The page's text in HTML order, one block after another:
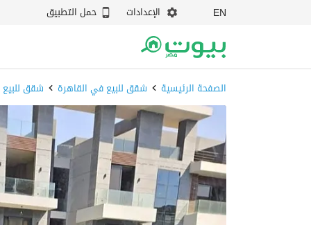
EN الإعدادات حمل التطبيق
الصفحة الرئيسية شقق للبيع في القاهرة شقق